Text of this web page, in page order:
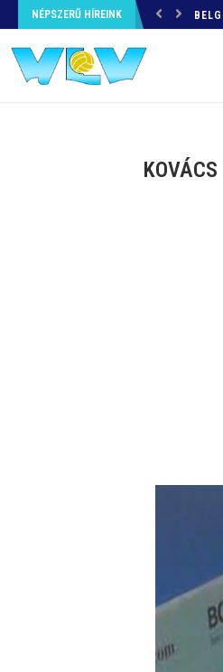
NÉPSZERŰ HÍREINK